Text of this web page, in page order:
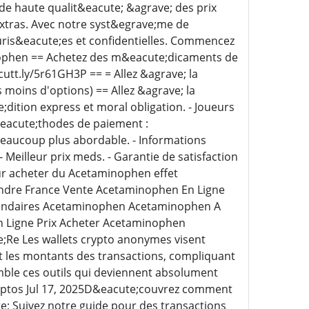
haute qualit&eacute; &agrave; des prix
Avec notre syst&egrave;me de
et confidentielles. Commencez
== Achetez des m&eacute;dicaments de
5r61GH3P == = Allez &agrave; la
d'options) == Allez &agrave; la
express et moral obligation. - Joueurs
de paiement :
plus abordable. - Informations
prix meds. - Garantie de satisfaction
acheter du Acetaminophen effet
France Vente Acetaminophen En Ligne
Acetaminophen Acetaminophen A
Prix Acheter Acetaminophen
Les wallets crypto anonymes visent
les montants des transactions, compliquant
ces outils qui deviennent absolument
Jul 17, 2025D&eacute;couvrez comment
Suivez notre guide pour des transactions